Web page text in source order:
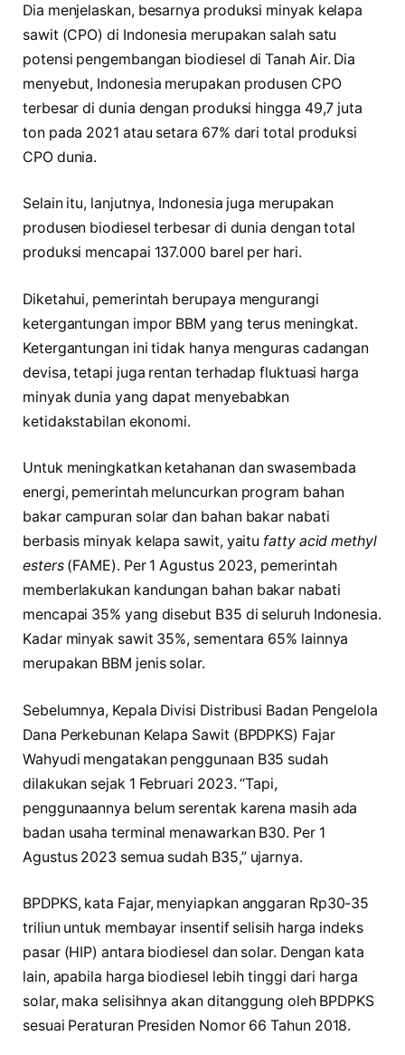
Dia menjelaskan, besarnya produksi minyak kelapa
sawit (CPO) di Indonesia merupakan salah satu
potensi pengembangan biodiesel di Tanah Air. Dia
menyebut, Indonesia merupakan produsen CPO
terbesar di dunia dengan produksi hingga 49,7 juta
ton pada 2021 atau setara 67% dari total produksi
CPO dunia.
Selain itu, lanjutnya, Indonesia juga merupakan
produsen biodiesel terbesar di dunia dengan total
produksi mencapai 137.000 barel per hari.
Diketahui, pemerintah berupaya mengurangi
ketergantungan impor BBM yang terus meningkat.
Ketergantungan ini tidak hanya menguras cadangan
devisa, tetapi juga rentan terhadap fluktuasi harga
minyak dunia yang dapat menyebabkan
ketidakstabilan ekonomi.
Untuk meningkatkan ketahanan dan swasembada
energi, pemerintah meluncurkan program bahan
bakar campuran solar dan bahan bakar nabati
berbasis minyak kelapa sawit, yaitu fatty acid methyl
esters(FAME). Per 1 Agustus 2023, pemerintah
memberlakukan kandungan bahan bakar nabati
mencapai 35% yang disebut B35 di seluruh Indonesia.
Kadar minyak sawit 35%, sementara 65% lainnya
merupakan BBM jenis solar.
Sebelumnya, Kepala Divisi Distribusi Badan Pengelola
Dana Perkebunan Kelapa Sawit (BPDPKS) Fajar
Wahyudi mengatakan penggunaan B35 sudah
dilakukan sejak 1 Februari 2023. “Tapi,
penggunaannya belum serentak karena masih ada
badan usaha terminal menawarkan B30. Per 1
Agustus 2023 semua sudah B35,” ujarnya.
BPDPKS, kata Fajar, menyiapkan anggaran Rp30-35
triliun untuk membayar insentif selisih harga indeks
pasar (HIP) antara biodiesel dan solar. Dengan kata
lain, apabila harga biodiesel lebih tinggi dari harga
solar, maka selisihnya akan ditanggung oleh BPDPKS
sesuai Peraturan Presiden Nomor 66 Tahun 2018.